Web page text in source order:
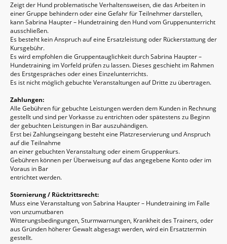
Zeigt der Hund problematische Verhaltensweisen, die das Arbeiten in
einer Gruppe behindern oder eine Gefahr für Teilnehmer darstellen,
kann Sabrina Haupter – Hundetraining den Hund vom Gruppenunterricht
ausschließen.
Es besteht kein Anspruch auf eine Ersatzleistung oder Rückerstattung der
Kursgebühr.
Es wird empfohlen die Gruppentauglichkeit durch Sabrina Haupter –
Hundetraining im Vorfeld prüfen zu lassen. Dieses geschieht im Rahmen
des Erstgespräches oder eines Einzelunterrichts.
Es ist nicht möglich gebuchte Veranstaltungen auf Dritte zu übertragen.
Zahlungen:
Alle Gebühren für gebuchte Leistungen werden dem Kunden in Rechnung
gestellt und sind per Vorkasse zu entrichten oder spätestens zu Beginn
der gebuchten Leistungen in Bar auszuhändigen.
Erst bei Zahlungseingang besteht eine Platzreservierung und Anspruch
auf die Teilnahme
an einer gebuchten Veranstaltung oder einem Gruppenkurs.
Gebühren können per Überweisung auf das angegebene Konto oder im
Voraus in Bar
entrichtet werden.
Stornierung / Rücktrittsrecht:
Muss eine Veranstaltung von Sabrina Haupter – Hundetraining im Falle
von unzumutbaren
Witterungsbedingungen, Sturmwarnungen, Krankheit des Trainers, oder
aus Gründen höherer Gewalt abgesagt werden, wird ein Ersatztermin
gestellt.